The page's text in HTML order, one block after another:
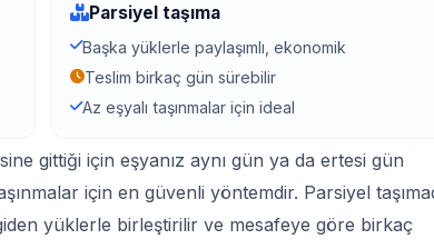
Parsiyel taşıma
Başka yüklerle paylaşımlı, ekonomik
Teslim birkaç gün sürebilir
Az eşyalı taşınmalar için ideal
gittiği için eşyanız aynı gün ya da ertesi gün
için en güvenli yöntemdir. Parsiyel
yüklerle birleştirilir ve mesafeye göre birkaç